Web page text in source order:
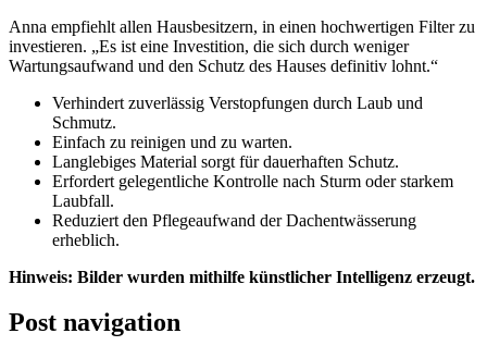
Anna empfiehlt allen Hausbesitzern, in einen hochwertigen Filter zu
investieren. „Es ist eine Investition, die sich durch weniger
Wartungsaufwand und den Schutz des Hauses definitiv lohnt.“
Verhindert zuverlässig Verstopfungen durch Laub und
Schmutz.
Einfach zu reinigen und zu warten.
Langlebiges Material sorgt für dauerhaften Schutz.
Erfordert gelegentliche Kontrolle nach Sturm oder starkem
Laubfall.
Reduziert den Pflegeaufwand der Dachentwässerung
erheblich.
Hinweis: Bilder wurden mithilfe künstlicher Intelligenz erzeugt.
Post navigation